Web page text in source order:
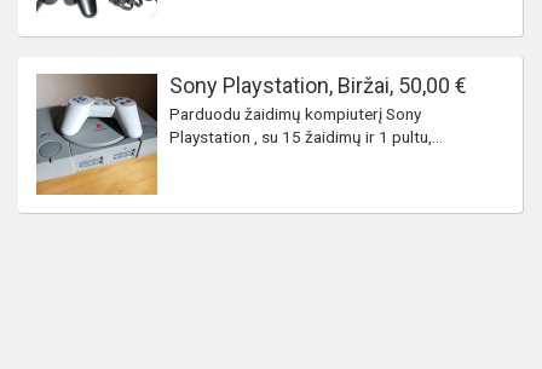
Sony Playstation, Biržai, 50,00 €
Parduodu žaidimų kompiuterį Sony
Playstation , su 15 žaidimų ir 1 pultu,...